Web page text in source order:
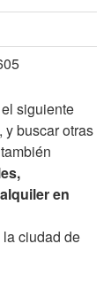
siguiente
buscar otras
en
ciudad de